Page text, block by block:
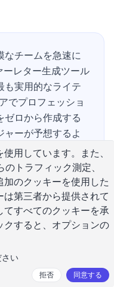
なチームを急速に
レター生成ツール
も実用的なライテ
でプロフェッショ
ゼロから作成する
ャーが予想するよ
の詳細を正しく
開始日と条件を明
作りながら、意図
いようなトーンを
イドでは、すべ
ィールド、直接適
レータを使用して
する方法、およ
るやり取りに変え
用しています。また、
トラフィック測定、
のクッキーを使用した
第三者から提供されて
すべてのクッキーを承
すると、オプションの
い
拒否 同意する